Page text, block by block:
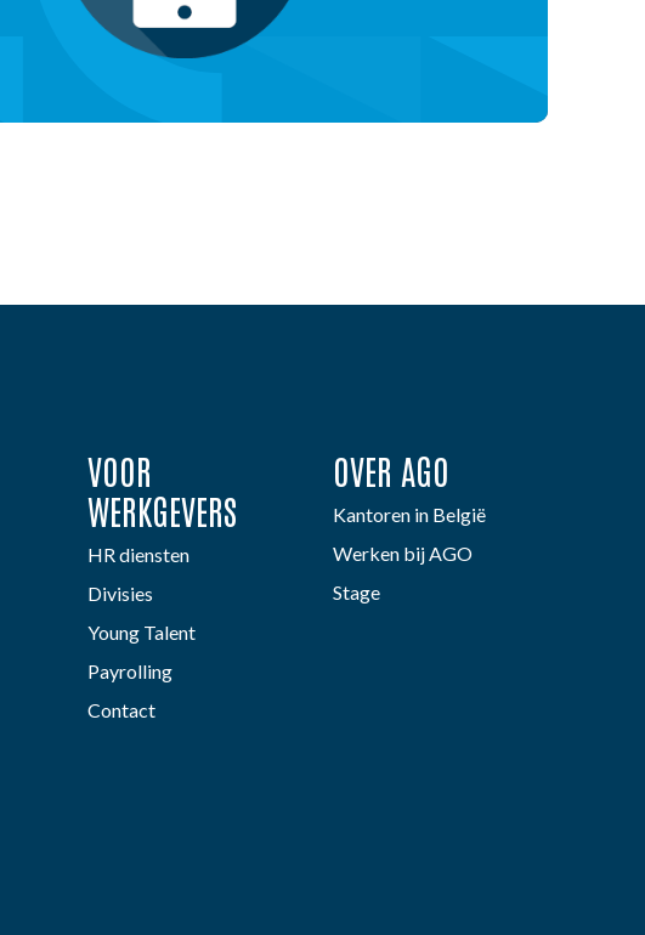
VOOR
WERKGEVERS
HR diensten
Divisies
Young Talent
Payrolling
Contact
OVER AGO
Kantoren in België
Werken bij AGO
Stage